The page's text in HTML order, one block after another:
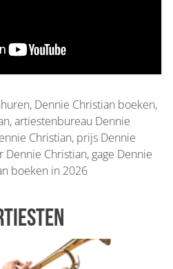
Dennie Christian boeken,
artiestenbureau Dennie
Christian, prijs Dennie
Christian, gage Dennie
boeken in 2026